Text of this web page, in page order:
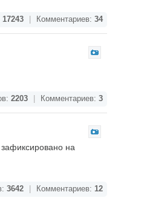
17243 Комментариев: 34
2203 Комментариев: 3
на
3642 Комментариев: 12